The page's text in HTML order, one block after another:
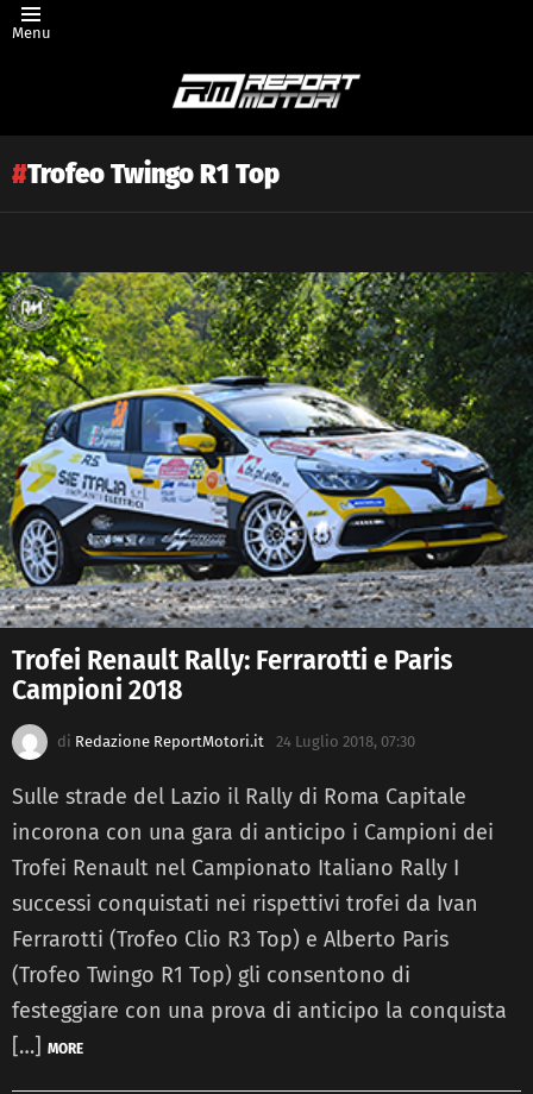
Menu
Trofeo Twingo R1 Top
Latest
story
Trofei Renault Rally: Ferrarotti e Paris
Campioni 2018
di Redazione ReportMotori.it 24 Luglio 2018, 07:30
Sulle strade del Lazio il Rally di Roma Capitale
incorona con una gara di anticipo i Campioni dei
Trofei Renault nel Campionato Italiano Rally I
successi conquistati nei rispettivi trofei da Ivan
Ferrarotti (Trofeo Clio R3 Top) e Alberto Paris
(Trofeo Twingo R1 Top) gli consentono di
festeggiare con una prova di anticipo la conquista
[…] MORE